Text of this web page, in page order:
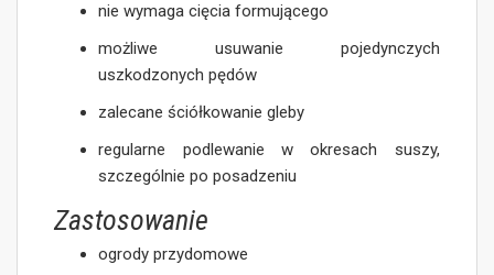
nie wymaga cięcia formującego
możliwe usuwanie pojedynczych
uszkodzonych pędów
zalecane ściółkowanie gleby
regularne podlewanie w okresach suszy,
szczególnie po posadzeniu
Zastosowanie
ogrody przydomowe